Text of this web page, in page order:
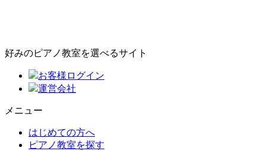
好みのピアノ教室を選べるサイト
お客様ログイン
運営会社
メニュー
はじめての方へ
ピアノ教室を探す